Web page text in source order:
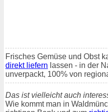
Frisches Gemüse und Obst
direkt liefern lassen - in der
unverpackt, 100% von
Das ist vielleicht auch
Wie kommt man in